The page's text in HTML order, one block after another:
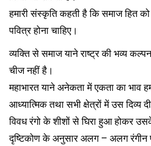
हमारी संस्कृति कहती है कि समाज हित
पवित्र होना चाहिए।
व्यक्ति से समाज याने राष्ट्र की भव्य
चीज नहीं है।
महाभारत याने अनेकता में एकता का भाव
आध्यात्मिक तथा सभी क्षेत्रों में उस
विवध रंगो के शीशों से घिरा हुआ होकर
दृष्टिकोण के अनुसार अलग – अलग रंगीन